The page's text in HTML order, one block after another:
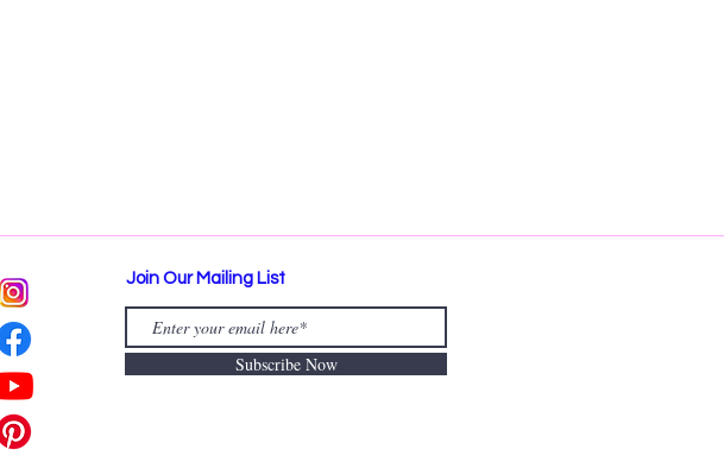
Join Our Mailing List
Subscribe Now